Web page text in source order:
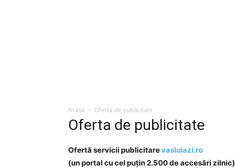
Acasă Oferta de publicitate
Oferta de publicitate
Ofertă servicii publicitarevasluiazi.ro
(un portal cu cel puțin 2.500 de accesări zilnic)